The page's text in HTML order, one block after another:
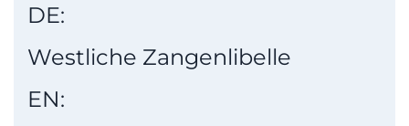
DE:
Westliche Zangenlibelle
EN: